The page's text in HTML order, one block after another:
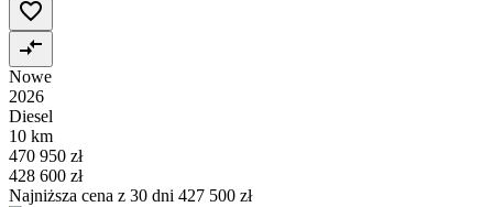
Nowe
2026
Diesel
10 km
470 950 zł
428 600 zł
Najniższa cena z 30 dni 427 500 zł